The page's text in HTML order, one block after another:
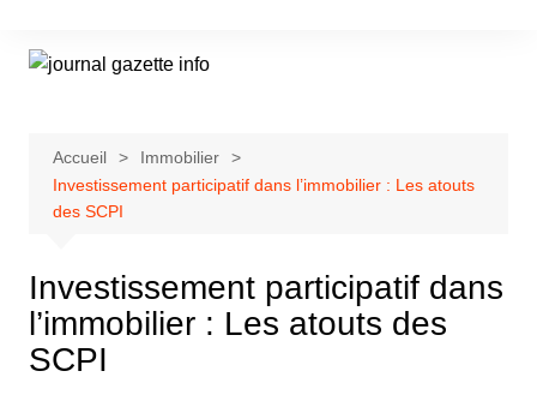
contenu
Accueil
Immobilier
Investissement participatif dans l’immobilier : Les atouts
des SCPI
Investissement participatif dans
l’immobilier : Les atouts des
SCPI